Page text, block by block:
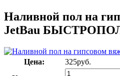
Наливной пол на
JetBau
Цена: 325руб.